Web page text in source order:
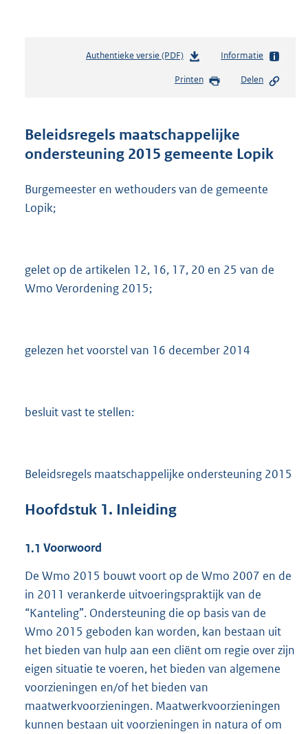
Authentieke versie (PDF)b
s
d
s
r
:
Informatie
Printen Delen
Beleidsregels maatschappelijke
ondersteuning 2015 gemeente Lopik
Burgemeester en wethouders van de gemeente
Lopik;
gelet op de artikelen 12, 16, 17, 20 en 25 van de
Wmo Verordening 2015;
gelezen het voorstel van 16 december 2014
besluit vast te stellen:
Beleidsregels maatschappelijke ondersteuning 2015
Hoofdstuk 1. Inleiding
1.1 Voorwoord
De Wmo 2015 bouwt voort op de Wmo 2007 en de
in 2011 verankerde uitvoeringspraktijk van de
“Kanteling”. Ondersteuning die op basis van de
Wmo 2015 geboden kan worden, kan bestaan uit
het bieden van hulp aan een cliënt om regie over zijn
eigen situatie te voeren, het bieden van algemene
voorzieningen en/of het bieden van
maatwerkvoorzieningen. Maatwerkvoorzieningen
kunnen bestaan uit voorzieningen in natura of om